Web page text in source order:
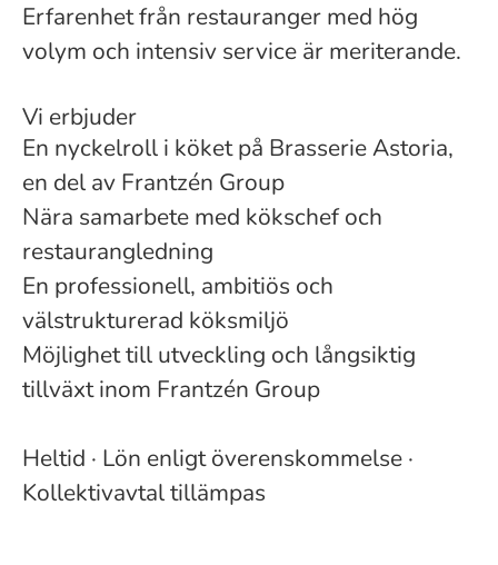
Erfarenhet från restauranger med hög
volym och intensiv service är meriterande.
Vi erbjuder
En nyckelroll i köket på Brasserie Astoria,
en del av Frantzén Group
Nära samarbete med kökschef och
restaurangledning
En professionell, ambitiös och
välstrukturerad köksmiljö
Möjlighet till utveckling och långsiktig
tillväxt inom Frantzén Group
Heltid · Lön enligt överenskommelse ·
Kollektivavtal tillämpas